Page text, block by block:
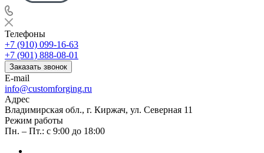
Телефоны
+7 (910) 099-16-63
+7 (901) 888-08-01
Заказать звонок
E-mail
info@customforging.ru
Адрес
Владимирская обл., г. Киржач, ул. Северная 11
Режим работы
Пн. – Пт.: с 9:00 до 18:00